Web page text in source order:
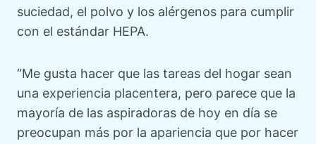
suciedad, el polvo y los alérgenos para cumplir
con el estándar HEPA.
“Me gusta hacer que las tareas del hogar sean
una experiencia placentera, pero parece que la
mayoría de las aspiradoras de hoy en día se
preocupan más por la apariencia que por hacer